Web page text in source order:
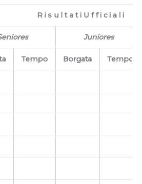
R i s u l t a t i U f f i c i a l i
Juniores
Tempo Borgata Tempo